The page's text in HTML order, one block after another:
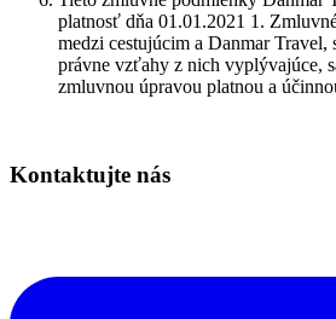
platnosť dňa 01.01.2021 1.
medzi cestujúcim a Danmar Travel,
právne vzťahy z nich vyplývajúce,
zmluvnou úpravou platnou a
Kontaktujte nás